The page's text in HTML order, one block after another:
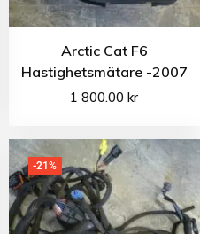
Arctic Cat F6
Hastighetsmätare -2007
1 800.00kr
-21%